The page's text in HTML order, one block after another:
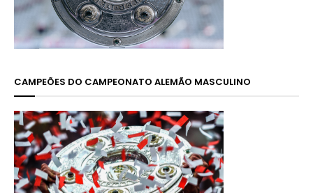
CAMPEÕES DO CAMPEONATO ALEMÃO MASCULINO